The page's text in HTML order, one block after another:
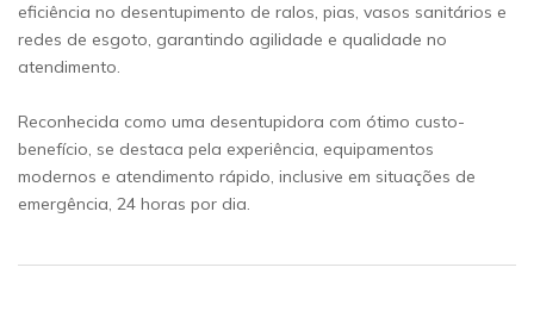
eficiência no desentupimento de ralos, pias, vasos sanitários e
redes de esgoto, garantindo agilidade e qualidade no
atendimento.
Reconhecida como uma desentupidora com ótimo custo-
benefício, se destaca pela experiência, equipamentos
modernos e atendimento rápido, inclusive em situações de
emergência, 24 horas por dia.